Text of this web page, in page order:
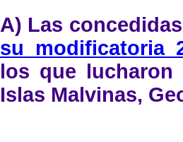
A) Las
su modificatoria
los que
Islas Malvinas,